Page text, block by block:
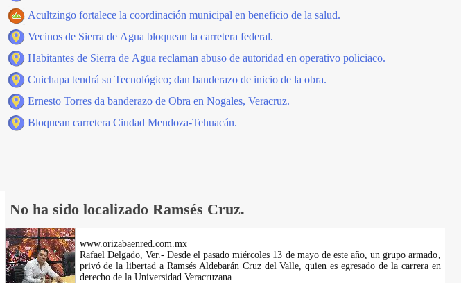
Acultzingo fortalece la coordinación municipal en beneficio de la salud.
Vecinos de Sierra de Agua bloquean la carretera federal.
Habitantes de Sierra de Agua reclaman abuso de autoridad en operativo policiaco.
Cuichapa tendrá su Tecnológico; dan banderazo de inicio de la obra.
Ernesto Torres da banderazo de Obra en Nogales, Veracruz.
Bloquean carretera Ciudad Mendoza-Tehuacán.
No ha sido localizado Ramsés Cruz.
www.orizabaenred.com.mx
Rafael Delgado, Ver.- Desde el pasado miércoles 13 de mayo de este año, un grupo armado,
privó de la libertad a Ramsés Aldebarán Cruz del Valle, quien es egresado de la carrera en
derecho de la Universidad Veracruzana.